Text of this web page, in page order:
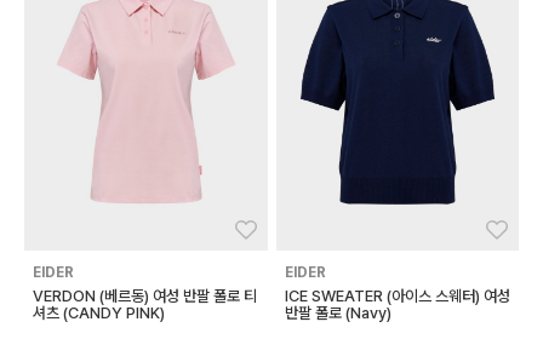
EIDER
VERDON (베르동) 여성 반팔 폴로 티
셔츠 (CANDY PINK)
EIDER
ICE SWEATER (아이스 스웨터) 여성
반팔 폴로 (Navy)